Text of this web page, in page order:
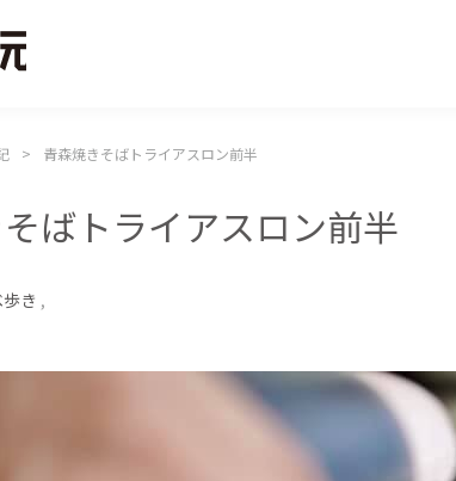
青森焼きそばトライアスロン前半
ばトライアスロン前半
き ,